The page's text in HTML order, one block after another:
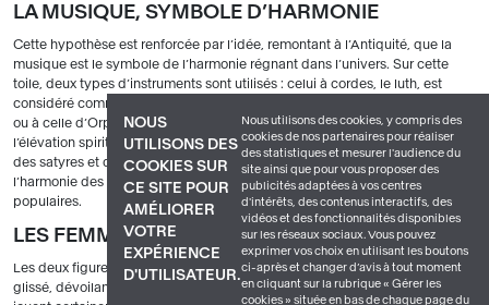
NOUS
UTILISONS DES
COOKIES SUR
CE SITE POUR
AMÉLIORER
VOTRE
EXPÉRIENCE
D'UTILISATEUR.
Nous utilisons des cookies, y compris des
cookies de nos partenaires pour réaliser
des statistiques et mesurer l'audience du
site ainsi que pour vous proposer des
publicités adaptées à vos centres
d'intérêts, des contenus interactifs, des
vidéos et des fonctionnalités disponibles
sur les réseaux sociaux. Vous pouvez
exprimer vos choix en utilisant les boutons
ci-après et changer d’avis à tout moment
en cliquant sur la rubrique « Gérer les
cookies » située en bas de chaque page du
LA MUSIQUE, SYMBOLE D’HARMONIE
Cette hypothèse est renforcée par l’idée, remontant à l’Antiquité, que la
musique est le symbole de l’harmonie régnant dans l’univers. Sur cette
toile, deux types d’instruments sont utilisés : celui à cordes, le luth, est
considéré comme particulièrement noble. On l’associe à la lyre d’Apollon
ou à celle d’Orphée dans la mythologie. C’est le symbole de la poésie, de
l’élévation spirituelle. La flûte, en revanche, est associée au monde rustique
des satyres et des bergers. L’association des deux instruments évoquerait
l’harmonie des contraires, unissant les pratiques musicales savantes et
populaires.
LES FEMMES NUES, DÉESSES OU MUSES ?
Les deux figures féminines du premier plan portent des draperies qui ont
glissé, dévoilant leurs corps. Elles appartiennent au monde de l’Antiquité et